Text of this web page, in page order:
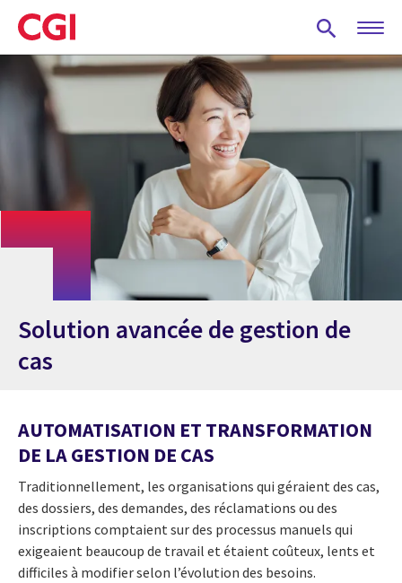
Skip
to
main
content
Solution avancée de gestion de
cas
AUTOMATISATION ET TRANSFORMATION
DE LA GESTION DE CAS
Traditionnellement, les organisations qui géraient des cas,
des dossiers, des demandes, des réclamations ou des
inscriptions comptaient sur des processus manuels qui
exigeaient beaucoup de travail et étaient coûteux, lents et
difficiles à modifier selon l’évolution des besoins.